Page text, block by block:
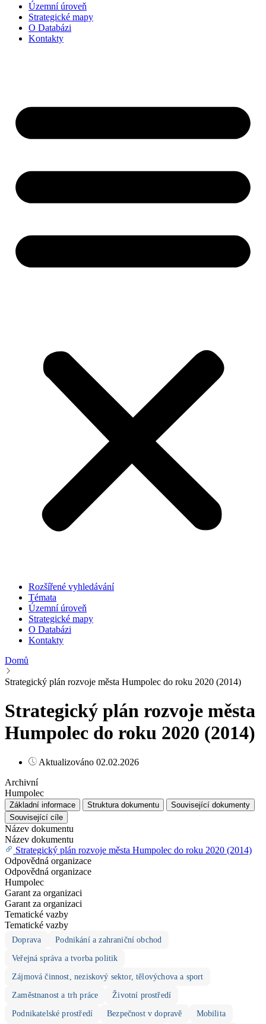
Územní úroveň
Strategické mapy
O Databázi
Kontakty
Rozšířené vyhledávání
Témata
Územní úroveň
Strategické mapy
O Databázi
Kontakty
Domů
Strategický plán rozvoje města Humpolec do roku 2020 (2014)
Strategický plán rozvoje města
Humpolec do roku 2020 (2014)
Aktualizováno 02.02.2026
Archivní
Humpolec
Základní informace Struktura dokumentu
Související dokumenty
Související cíle
Název dokumentu
Název dokumentu
Strategický plán rozvoje města Humpolec do roku 2020 (2014)
Odpovědná organizace
Odpovědná organizace
Humpolec
Garant za organizaci
Garant za organizaci
Tematické vazby
Tematické vazby
Doprava Podnikání a zahraniční obchod
Veřejná správa a tvorba politik
Zájmová činnost, neziskový sektor, tělovýchova a sport
Zaměstnanost a trh práce Životní prostředí
Podnikatelské prostředí Bezpečnost v dopravě Mobilita